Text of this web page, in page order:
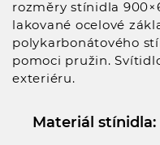
rozměry stínidla
lakované ocelové
polykarbonátového
pomoci pružin.
exteriéru.
Materiál stínidla: